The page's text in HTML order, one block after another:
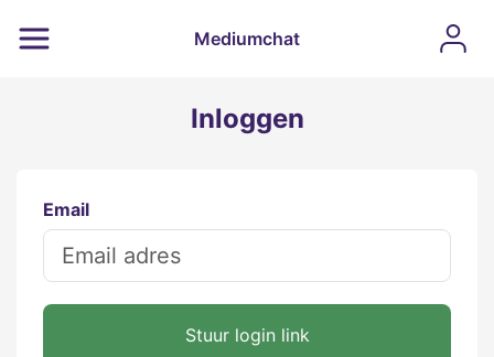
Mediumchat
Inloggen
Email
Stuur login link